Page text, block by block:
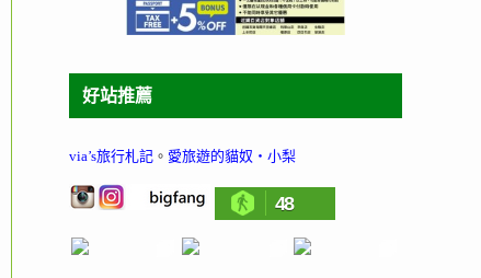
好站推薦
via’s旅行札記 。 愛旅遊的貓奴‧小梨
48